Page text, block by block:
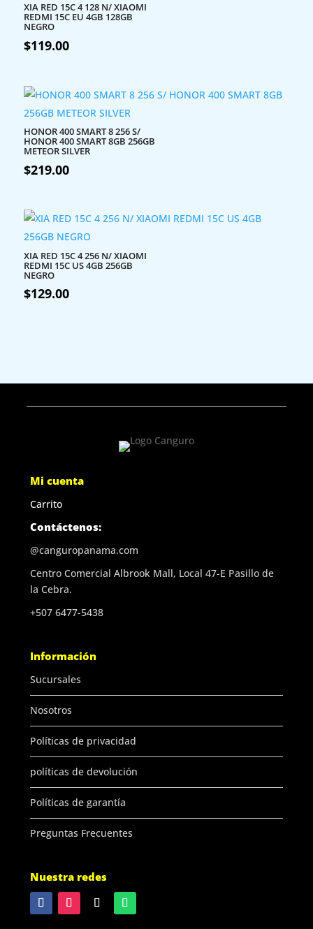
XIA RED 15C 4 128 N/ XIAOMI
REDMI 15C EU 4GB 128GB
NEGRO
$119.00
HONOR 400 SMART 8 256 S/
HONOR 400 SMART 8GB 256GB
METEOR SILVER
$219.00
XIA RED 15C 4 256 N/ XIAOMI
REDMI 15C US 4GB 256GB
NEGRO
$129.00
Mi cuenta
Carrito
Contáctenos:
@canguropanama.com
Centro Comercial Albrook Mall, Local 47-E Pasillo de
la Cebra.
+507 6477-5438
Información
Sucursales
Nosotros
Políticas de privacidad
políticas de devolución
Políticas de garantía
Preguntas Frecuentes
Nuestra redes